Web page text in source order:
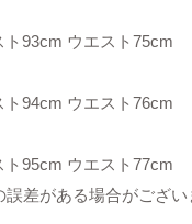
93cm ウエスト75cm
94cm ウエスト76cm
95cm ウエスト77cm
差がある場合がござい